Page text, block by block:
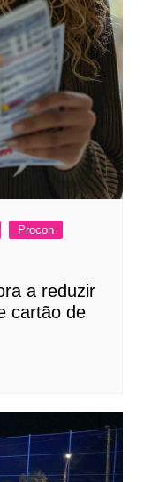
Procon
a reduzir
cartão de